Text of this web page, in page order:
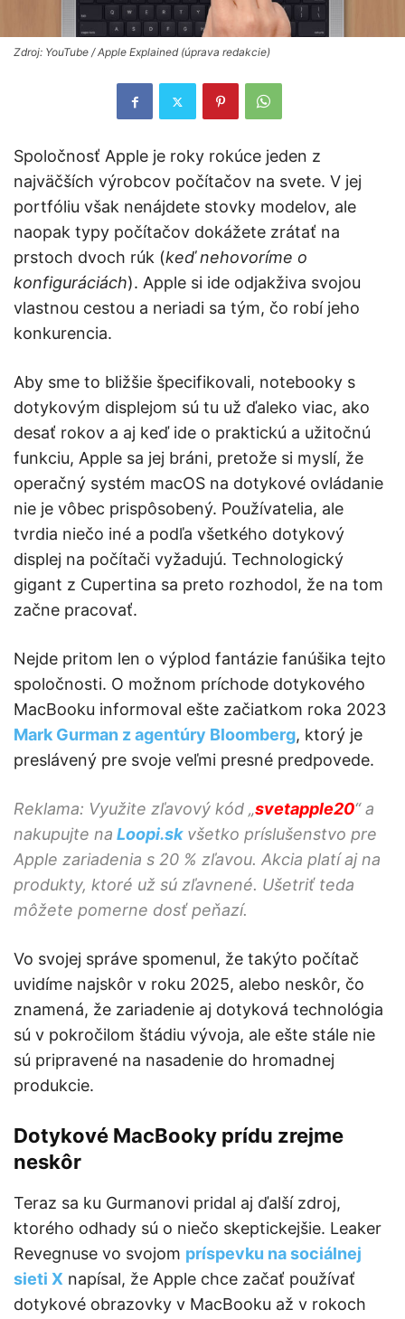
Zdroj: YouTube / Apple Explained (úprava redakcie)
Spoločnosť Apple je roky rokúce jeden z
najväčších výrobcov počítačov na svete. V jej
portfóliu však nenájdete stovky modelov, ale
naopak typy počítačov dokážete zrátať na
prstoch dvoch rúk (keď nehovoríme o
konfiguráciách). Apple si ide odjakživa svojou
vlastnou cestou a neriadi sa tým, čo robí jeho
konkurencia.
Aby sme to bližšie špecifikovali, notebooky s
dotykovým displejom sú tu už ďaleko viac, ako
desať rokov a aj keď ide o praktickú a užitočnú
funkciu, Apple sa jej bráni, pretože si myslí, že
operačný systém macOS na dotykové ovládanie
nie je vôbec prispôsobený. Používatelia, ale
tvrdia niečo iné a podľa všetkého dotykový
displej na počítači vyžadujú. Technologický
gigant z Cupertina sa preto rozhodol, že na tom
začne pracovať.
Nejde pritom len o výplod fantázie fanúšika tejto
spoločnosti. O možnom príchode dotykového
MacBooku informoval ešte začiatkom roka 2023
Mark Gurman z agentúry Bloomberg, ktorý je
preslávený pre svoje veľmi presné predpovede.
Reklama: Využite zľavový kód „svetapple20“ a
nakupujte na Loopi.sk všetko príslušenstvo pre
Apple zariadenia s 20 % zľavou. Akcia platí aj na
produkty, ktoré už sú zľavnené. Ušetriť teda
môžete pomerne dosť peňazí.
Vo svojej správe spomenul, že takýto počítač
uvidíme najskôr v roku 2025, alebo neskôr, čo
znamená, že zariadenie aj dotyková technológia
sú v pokročilom štádiu vývoja, ale ešte stále nie
sú pripravené na nasadenie do hromadnej
produkcie.
Dotykové MacBooky prídu zrejme
neskôr
Teraz sa ku Gurmanovi pridal aj ďalší zdroj,
ktorého odhady sú o niečo skeptickejšie. Leaker
Revegnuse vo svojom príspevku na sociálnej
sieti X napísal, že Apple chce začať používať
dotykové obrazovky v MacBooku až v rokoch